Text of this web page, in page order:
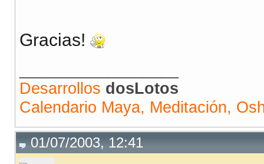
Gracias!
Desarrollos dosLotos
Calendario Maya, Meditación,
01/07/2003, 12:41